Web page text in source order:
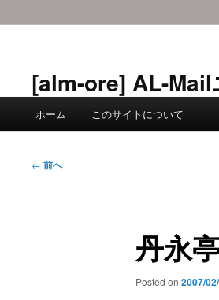
[alm-ore] AL-Mail
ホーム このサイトについて
投
← 前へ
丹永
Posted on 2007/